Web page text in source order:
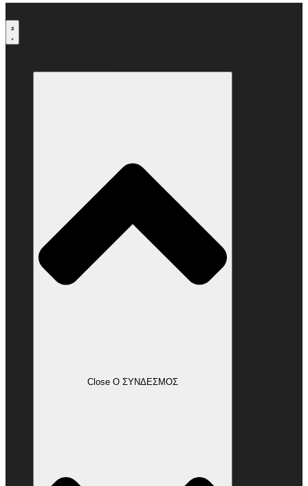
στο
περιεχόμενο
Close Ο ΣΥΝΔΕΣΜΟΣ